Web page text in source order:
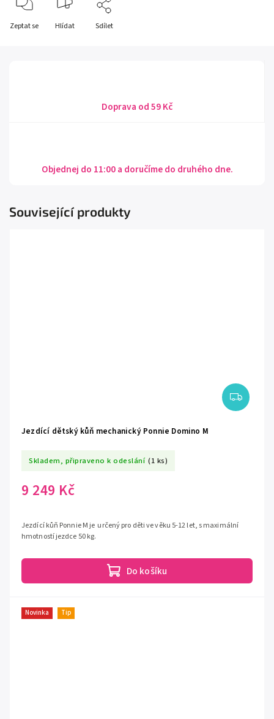
Zeptat se Hlídat Sdílet
Doprava od 59 Kč
Objednej do 11:00 a doručíme do druhého dne.
Související produkty
Jezdící dětský kůň mechanický Ponnie Domino M
Skladem, připraveno k odeslání (1 ks)
9 249 Kč
Do košíku
Jezdící kůň Ponnie M je určený pro děti ve věku 5-12 let, s maximální
hmotností jezdce 50 kg.
Novinka Tip